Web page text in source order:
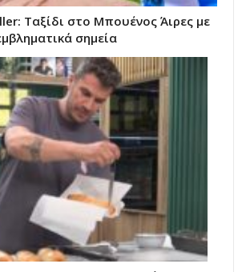
Ταξίδι στο Μπουένος Άιρες με
σημεία